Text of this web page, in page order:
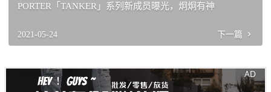
PORTER「TANKER」系列新成员曝光，炯炯有神
2021-05-24 下一篇